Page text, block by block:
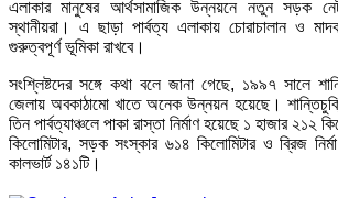
এলাকার মানুষের আর্থসামাজিক উন্নয়নে নতুন সড়ক
স্থানীয়রা। এ ছাড়া পার্বত্য এলাকায় চোরাচালান ও
গুরুত্বপূর্ণ ভূমিকা রাখবে।
সংশ্লিষ্টদের সঙ্গে কথা বলে জানা গেছে, ১৯৯৭ সালে
জেলায় অবকাঠামো খাতে অনেক উন্নয়ন হয়েছে।
তিন পার্বত্যাঞ্চলে পাকা রাস্তা নির্মাণ হয়েছে ১ হাজার
কিলোমিটার, সড়ক সংস্কার ৬১৪ কিলোমিটার ও ব্রিজ
কালভার্ট ১৪১টি।